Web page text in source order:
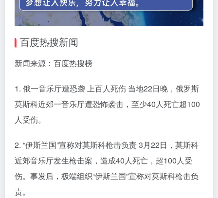
百度热搜新闻
新闻来源：百度热搜榜
1. 俄一音乐厅遭恐袭 上百人死伤 当地22日晚，俄罗斯
莫斯科近郊一音乐厅遭恐怖袭击，至少40人死亡超100
人受伤。
2. “伊斯兰国”宣称对莫斯科枪击负责 3月22日，莫斯科
近郊音乐厅发生枪击案，造成40人死亡，超100人受
伤。事发后，极端组织“伊斯兰国”宣称对莫斯科枪击负
责。